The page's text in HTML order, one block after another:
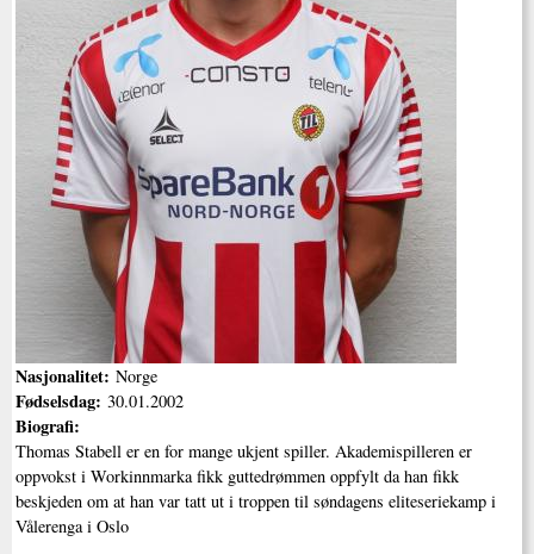
Nasjonalitet: Norge
Fødselsdag: 30.01.2002
Biografi:
Thomas Stabell er en for mange ukjent spiller. Akademispilleren er
oppvokst i Workinnmarka fikk guttedrømmen oppfylt da han fikk
beskjeden om at han var tatt ut i troppen til søndagens eliteseriekamp i
Vålerenga i Oslo